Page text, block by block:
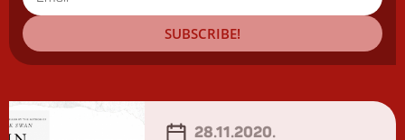
SUBSCRIBE!
28.11.2020.